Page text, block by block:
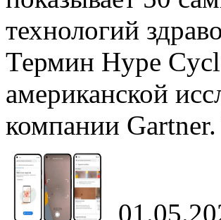
технологий
Термин Hype
американской
компании Gartner.